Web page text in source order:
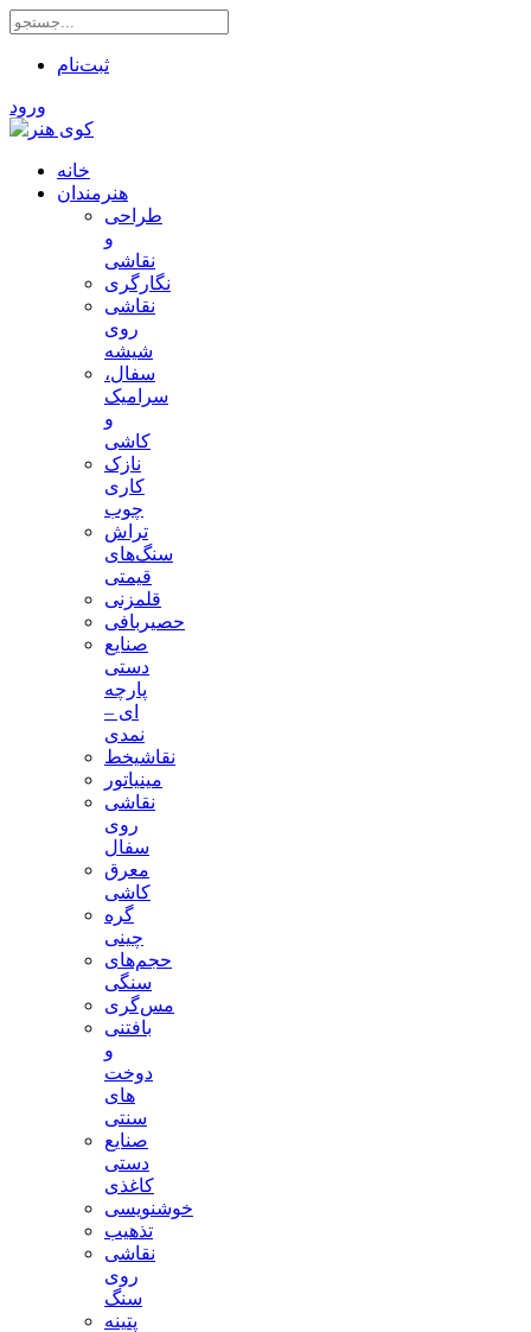
ثبت‌نام
ورود
خانه
هنرمندان
طراحی
و
نقاشی
نگارگری
نقاشی
روی
شیشه
سفال،
سرامیک
و
کاشی
نازک
کاری
چوب
تراش
سنگ‌های
قیمتی
قلمزنی
حصیربافی
صنایع
دستی
پارچه
ای –
نمدی
نقاشیخط
مینیاتور
نقاشی
روی
سفال
معرق
کاشی
گره
چینی
حجم‌های
سنگی
مس‌گری
بافتنی‌
و
دوخت
های
سنتی
صنایع
دستی
کاغذی
خوشنویسی
تذهیب
نقاشی
روی
سنگ
پتینه